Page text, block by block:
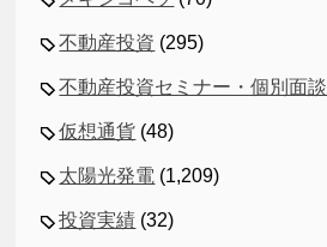
不動産投資 (295)
不動産投資セミナー・個別面談
仮想通貨 (48)
太陽光発電 (1,209)
投資実績 (32)